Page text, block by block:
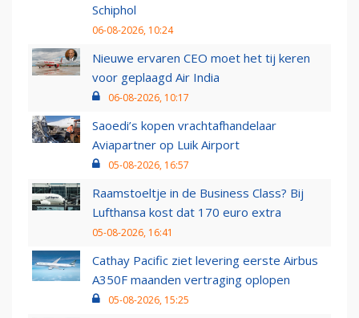
Schiphol
06-08-2026, 10:24
Nieuwe ervaren CEO moet het tij keren
voor geplaagd Air India
06-08-2026, 10:17
Saoedi’s kopen vrachtafhandelaar
Aviapartner op Luik Airport
05-08-2026, 16:57
Raamstoeltje in de Business Class? Bij
Lufthansa kost dat 170 euro extra
05-08-2026, 16:41
Cathay Pacific ziet levering eerste Airbus
A350F maanden vertraging oplopen
05-08-2026, 15:25